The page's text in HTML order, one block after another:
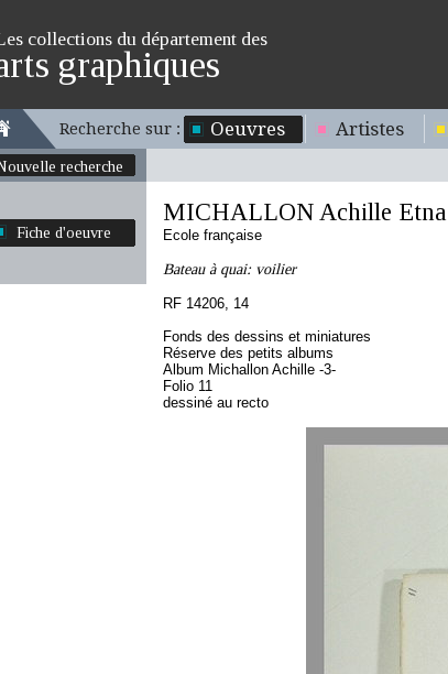
collections du département des
graphiques
Recherche sur : Oeuvres Artistes
recherche
Fiche d'oeuvre
MICHALLON Achille Etna
Ecole française
Bateau à quai: voilier
RF 14206, 14
Fonds des dessins et miniatures
Réserve des petits albums
Album Michallon Achille -3-
Folio 11
dessiné au recto